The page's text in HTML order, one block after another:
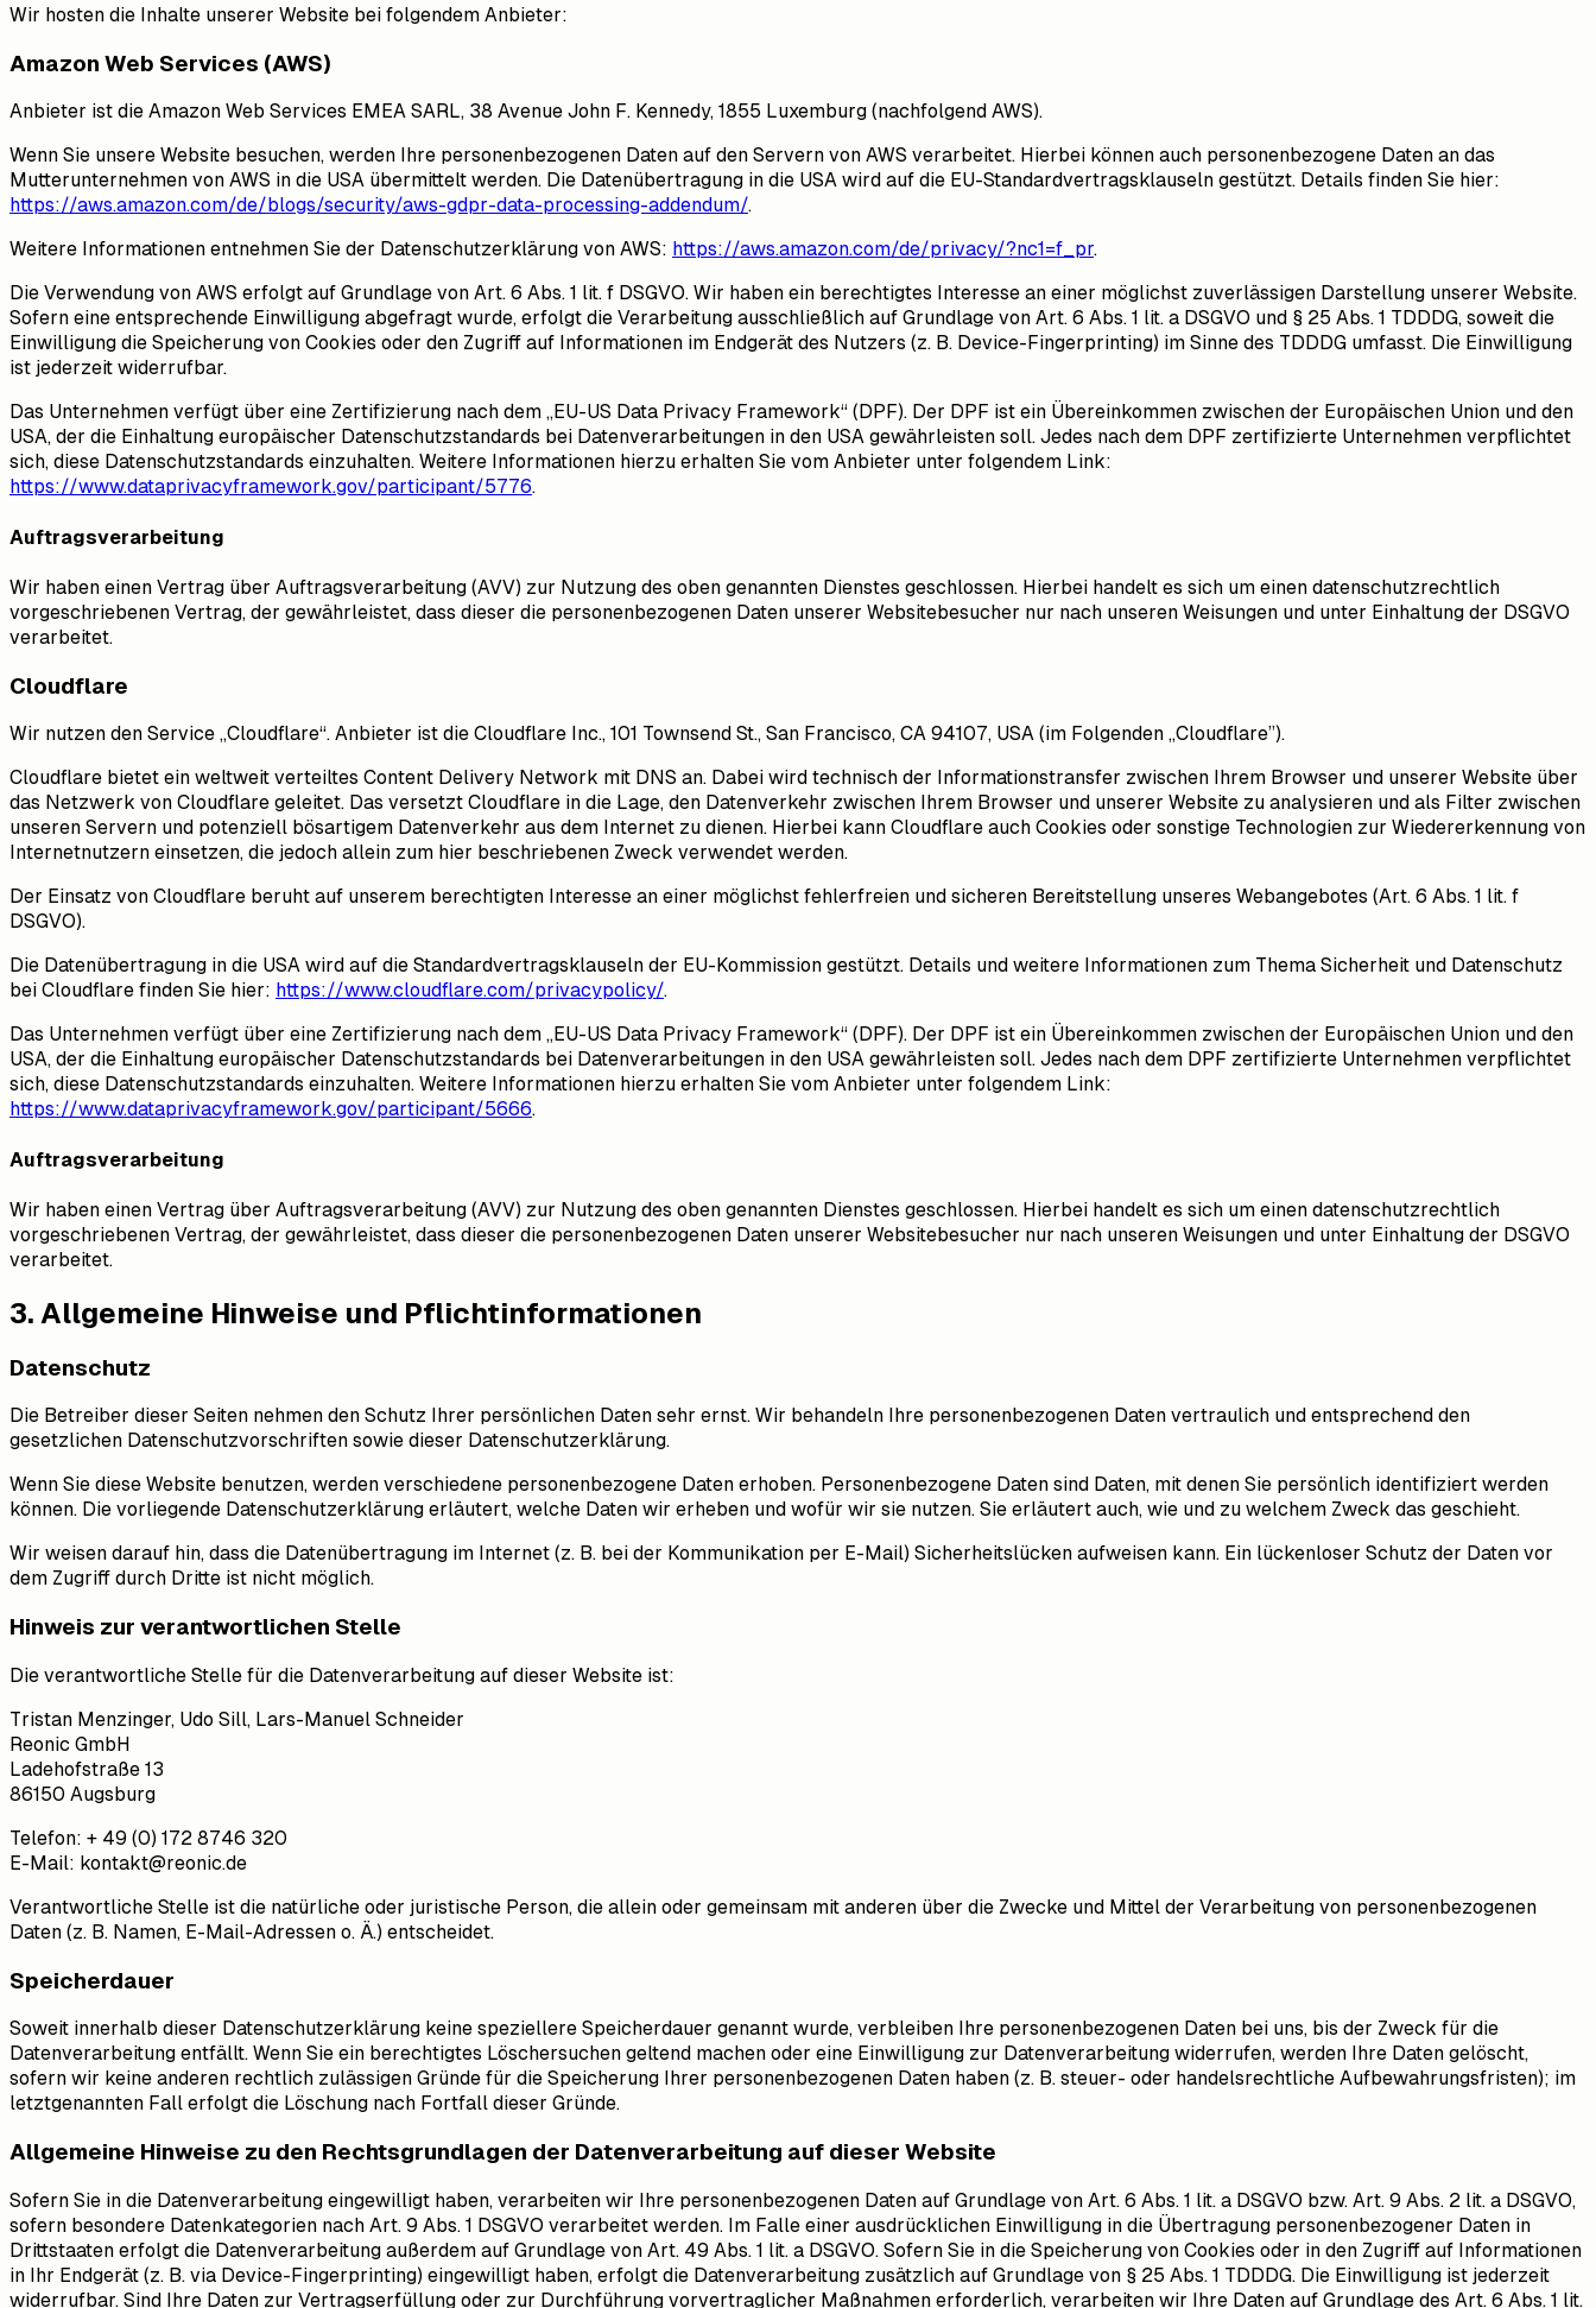
Wir hosten die Inhalte unserer Website bei folgendem Anbieter:
Amazon Web Services (AWS)
Anbieter ist die Amazon Web Services EMEA SARL, 38 Avenue John F. Kennedy, 1855 Luxemburg (nachfolgend AWS).
Wenn Sie unsere Website besuchen, werden Ihre personenbezogenen Daten auf den Servern von AWS verarbeitet. Hierbei können auch personenbezogene Daten an das
Mutterunternehmen von AWS in die USA übermittelt werden. Die Datenübertragung in die USA wird auf die EU-Standardvertragsklauseln gestützt. Details finden Sie hier:
https://aws.amazon.com/de/blogs/security/aws-gdpr-data-processing-addendum/.
Weitere Informationen entnehmen Sie der Datenschutzerklärung von AWS: https://aws.amazon.com/de/privacy/?nc1=f_pr.
Die Verwendung von AWS erfolgt auf Grundlage von Art. 6 Abs. 1 lit. f DSGVO. Wir haben ein berechtigtes Interesse an einer möglichst zuverlässigen Darstellung unserer Website.
Sofern eine entsprechende Einwilligung abgefragt wurde, erfolgt die Verarbeitung ausschließlich auf Grundlage von Art. 6 Abs. 1 lit. a DSGVO und § 25 Abs. 1 TDDDG, soweit die
Einwilligung die Speicherung von Cookies oder den Zugriff auf Informationen im Endgerät des Nutzers (z. B. Device-Fingerprinting) im Sinne des TDDDG umfasst. Die Einwilligung
ist jederzeit widerrufbar.
Das Unternehmen verfügt über eine Zertifizierung nach dem „EU-US Data Privacy Framework“ (DPF). Der DPF ist ein Übereinkommen zwischen der Europäischen Union und den
USA, der die Einhaltung europäischer Datenschutzstandards bei Datenverarbeitungen in den USA gewährleisten soll. Jedes nach dem DPF zertifizierte Unternehmen verpflichtet
sich, diese Datenschutzstandards einzuhalten. Weitere Informationen hierzu erhalten Sie vom Anbieter unter folgendem Link:
https://www.dataprivacyframework.gov/participant/5776.
Auftragsverarbeitung
Wir haben einen Vertrag über Auftragsverarbeitung (AVV) zur Nutzung des oben genannten Dienstes geschlossen. Hierbei handelt es sich um einen datenschutzrechtlich
vorgeschriebenen Vertrag, der gewährleistet, dass dieser die personenbezogenen Daten unserer Websitebesucher nur nach unseren Weisungen und unter Einhaltung der DSGVO
verarbeitet.
Cloudflare
Wir nutzen den Service „Cloudflare“. Anbieter ist die Cloudflare Inc., 101 Townsend St., San Francisco, CA 94107, USA (im Folgenden „Cloudflare”).
Cloudflare bietet ein weltweit verteiltes Content Delivery Network mit DNS an. Dabei wird technisch der Informationstransfer zwischen Ihrem Browser und unserer Website über
das Netzwerk von Cloudflare geleitet. Das versetzt Cloudflare in die Lage, den Datenverkehr zwischen Ihrem Browser und unserer Website zu analysieren und als Filter zwischen
unseren Servern und potenziell bösartigem Datenverkehr aus dem Internet zu dienen. Hierbei kann Cloudflare auch Cookies oder sonstige Technologien zur Wiedererkennung von
Internetnutzern einsetzen, die jedoch allein zum hier beschriebenen Zweck verwendet werden.
Der Einsatz von Cloudflare beruht auf unserem berechtigten Interesse an einer möglichst fehlerfreien und sicheren Bereitstellung unseres Webangebotes (Art. 6 Abs. 1 lit. f
DSGVO).
Die Datenübertragung in die USA wird auf die Standardvertragsklauseln der EU-Kommission gestützt. Details und weitere Informationen zum Thema Sicherheit und Datenschutz
bei Cloudflare finden Sie hier: https://www.cloudflare.com/privacypolicy/.
Das Unternehmen verfügt über eine Zertifizierung nach dem „EU-US Data Privacy Framework“ (DPF). Der DPF ist ein Übereinkommen zwischen der Europäischen Union und den
USA, der die Einhaltung europäischer Datenschutzstandards bei Datenverarbeitungen in den USA gewährleisten soll. Jedes nach dem DPF zertifizierte Unternehmen verpflichtet
sich, diese Datenschutzstandards einzuhalten. Weitere Informationen hierzu erhalten Sie vom Anbieter unter folgendem Link:
https://www.dataprivacyframework.gov/participant/5666.
Auftragsverarbeitung
Wir haben einen Vertrag über Auftragsverarbeitung (AVV) zur Nutzung des oben genannten Dienstes geschlossen. Hierbei handelt es sich um einen datenschutzrechtlich
vorgeschriebenen Vertrag, der gewährleistet, dass dieser die personenbezogenen Daten unserer Websitebesucher nur nach unseren Weisungen und unter Einhaltung der DSGVO
verarbeitet.
3. Allgemeine Hinweise und Pflicht­informationen
Datenschutz
Die Betreiber dieser Seiten nehmen den Schutz Ihrer persönlichen Daten sehr ernst. Wir behandeln Ihre personenbezogenen Daten vertraulich und entsprechend den
gesetzlichen Datenschutzvorschriften sowie dieser Datenschutzerklärung.
Wenn Sie diese Website benutzen, werden verschiedene personenbezogene Daten erhoben. Personenbezogene Daten sind Daten, mit denen Sie persönlich identifiziert werden
können. Die vorliegende Datenschutzerklärung erläutert, welche Daten wir erheben und wofür wir sie nutzen. Sie erläutert auch, wie und zu welchem Zweck das geschieht.
Wir weisen darauf hin, dass die Datenübertragung im Internet (z. B. bei der Kommunikation per E-Mail) Sicherheitslücken aufweisen kann. Ein lückenloser Schutz der Daten vor
dem Zugriff durch Dritte ist nicht möglich.
Hinweis zur verantwortlichen Stelle
Die verantwortliche Stelle für die Datenverarbeitung auf dieser Website ist:
Tristan Menzinger, Udo Sill, Lars-Manuel Schneider
Reonic GmbH
Ladehofstraße 13
86150 Augsburg
Telefon: + 49 (0) 172 8746 320
E-Mail: kontakt@reonic.de
Verantwortliche Stelle ist die natürliche oder juristische Person, die allein oder gemeinsam mit anderen über die Zwecke und Mittel der Verarbeitung von personenbezogenen
Daten (z. B. Namen, E-Mail-Adressen o. Ä.) entscheidet.
Speicherdauer
Soweit innerhalb dieser Datenschutzerklärung keine speziellere Speicherdauer genannt wurde, verbleiben Ihre personenbezogenen Daten bei uns, bis der Zweck für die
Datenverarbeitung entfällt. Wenn Sie ein berechtigtes Löschersuchen geltend machen oder eine Einwilligung zur Datenverarbeitung widerrufen, werden Ihre Daten gelöscht,
sofern wir keine anderen rechtlich zulässigen Gründe für die Speicherung Ihrer personenbezogenen Daten haben (z. B. steuer- oder handelsrechtliche Aufbewahrungsfristen); im
letztgenannten Fall erfolgt die Löschung nach Fortfall dieser Gründe.
Allgemeine Hinweise zu den Rechtsgrundlagen der Datenverarbeitung auf dieser Website
Sofern Sie in die Datenverarbeitung eingewilligt haben, verarbeiten wir Ihre personenbezogenen Daten auf Grundlage von Art. 6 Abs. 1 lit. a DSGVO bzw. Art. 9 Abs. 2 lit. a DSGVO,
sofern besondere Datenkategorien nach Art. 9 Abs. 1 DSGVO verarbeitet werden. Im Falle einer ausdrücklichen Einwilligung in die Übertragung personenbezogener Daten in
Drittstaaten erfolgt die Datenverarbeitung außerdem auf Grundlage von Art. 49 Abs. 1 lit. a DSGVO. Sofern Sie in die Speicherung von Cookies oder in den Zugriff auf Informationen
in Ihr Endgerät (z. B. via Device-Fingerprinting) eingewilligt haben, erfolgt die Datenverarbeitung zusätzlich auf Grundlage von § 25 Abs. 1 TDDDG. Die Einwilligung ist jederzeit
widerrufbar. Sind Ihre Daten zur Vertragserfüllung oder zur Durchführung vorvertraglicher Maßnahmen erforderlich, verarbeiten wir Ihre Daten auf Grundlage des Art. 6 Abs. 1 lit.